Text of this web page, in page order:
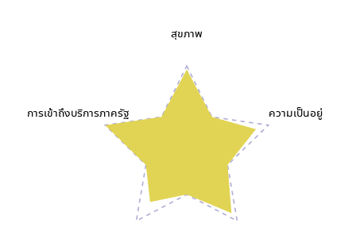
สุขภาพ
ความเป็นอยู่
การเข้าถึงบริการภาครัฐ